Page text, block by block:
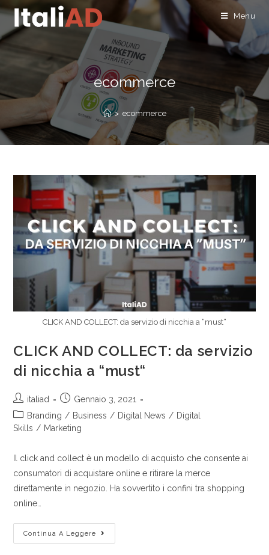
Menu
ecommerce
> ecommerce
CLICK AND COLLECT: da servizio di nicchia a “must“
CLICK AND COLLECT: da servizio
di nicchia a “must“
italiad
Gennaio 3, 2021
Branding / Business / Digital News / Digital
Skills / Marketing
Il click and collect è un modello di acquisto che consente ai
consumatori di acquistare online e ritirare la merce
direttamente in negozio. Ha sovvertito i confini tra shopping
online…
Continua A Leggere